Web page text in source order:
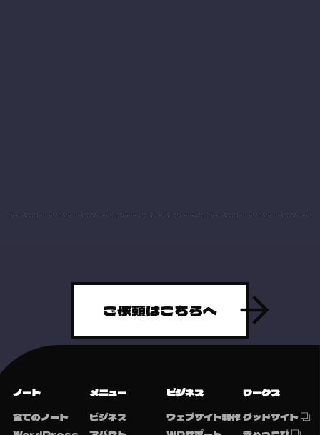
ご依頼はこちらへ
ノート
全てのノート
メニュー
ビジネス
ビジネス
ウェブサイト制作
ワークス
グッドサイト